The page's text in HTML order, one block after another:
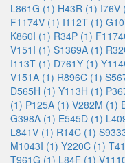
L861G (1) H43R (1) I76V
F1174V (1) I112T (1)
K860I (1) R34P (1)
V151I (1) S1369A (1)
I113T (1) D761Y (1)
V151A (1) R896C (1)
D565H (1) Y113H (1)
(1) P125A (1) V282M (1)
G398A (1) E545D (1)
L841V (1) R14C (1)
M1043I (1) Y220C (1)
T961G (1) L84F (1)